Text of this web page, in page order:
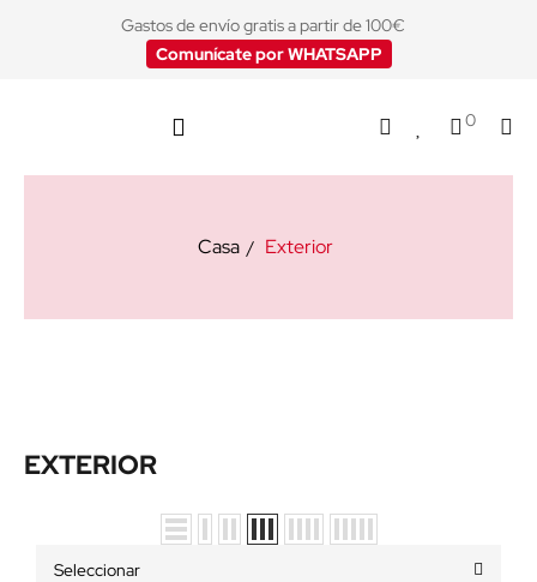
Gastos de envío gratis a partir de 100€
Comunícate por WHATSAPP
0
Casa Exterior
EXTERIOR
Seleccionar